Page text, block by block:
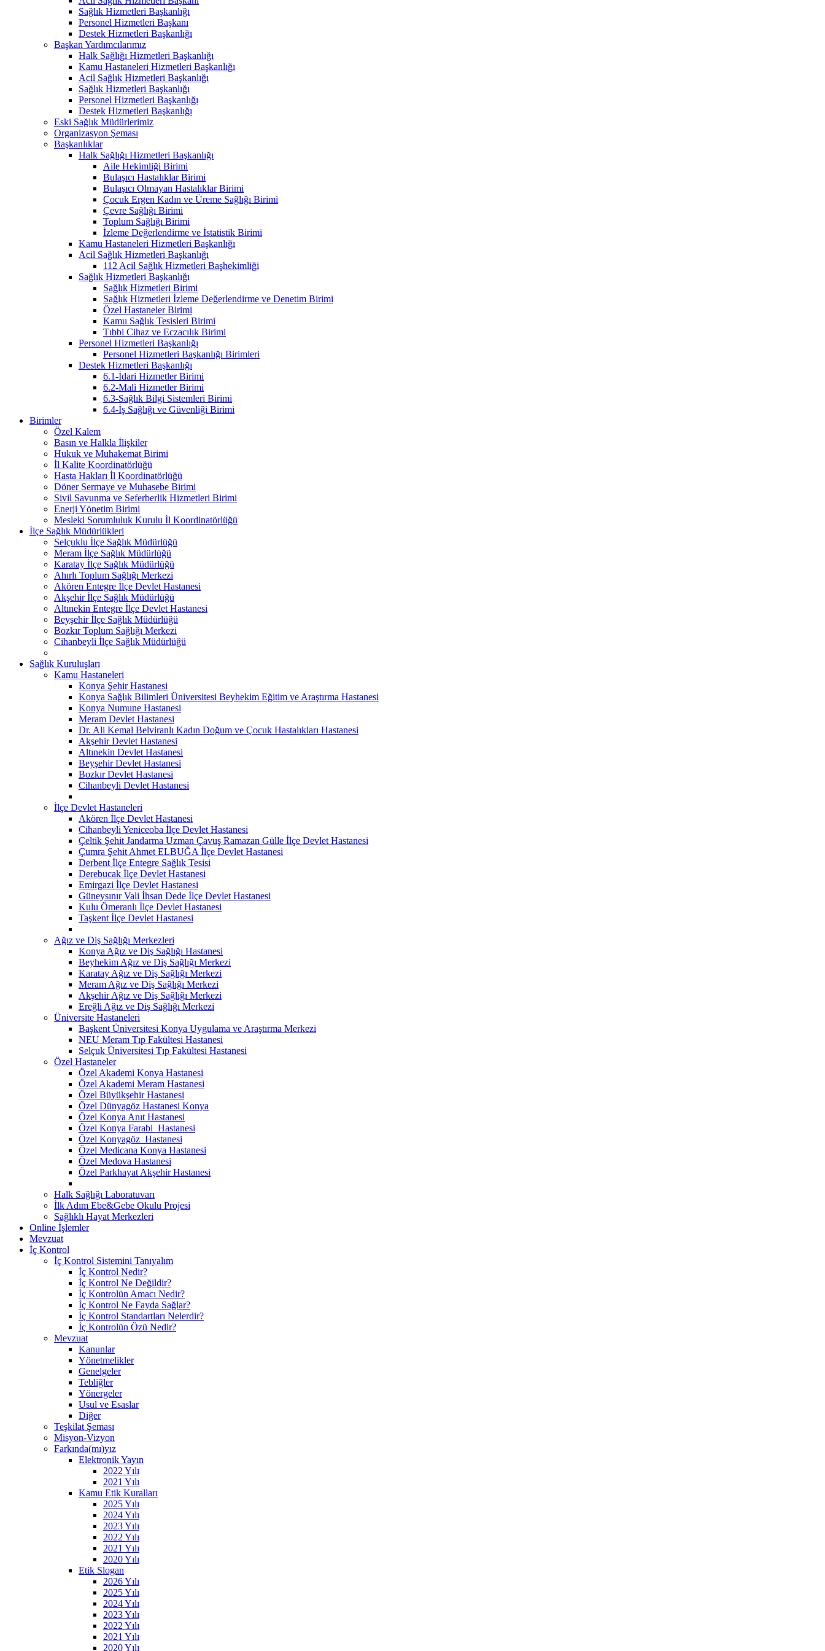
Sağlık Hizmetleri Başkanlığı
Personel Hizmetleri Başkanı
Destek Hizmetleri Başkanlığı
Başkan Yardımcılarımız
Halk Sağlığı Hizmetleri Başkanlığı
Kamu Hastaneleri Hizmetleri Başkanlığı
Acil Sağlık Hizmetleri Başkanlığı
Sağlık Hizmetleri Başkanlığı
Personel Hizmetleri Başkanlığı
Destek Hizmetleri Başkanlığı
Eski Sağlık Müdürlerimiz
Organizasyon Şeması
Başkanlıklar
Halk Sağlığı Hizmetleri Başkanlığı
Aile Hekimliği Birimi
Bulaşıcı Hastalıklar Birimi
Bulaşıcı Olmayan Hastalıklar Birimi
Çocuk Ergen Kadın ve Üreme Sağlığı Birimi
Çevre Sağlığı Birimi
Toplum Sağlığı Birimi
İzleme Değerlendirme ve İstatistik Birimi
Kamu Hastaneleri Hizmetleri Başkanlığı
Acil Sağlık Hizmetleri Başkanlığı
112 Acil Sağlık Hizmetleri Başhekimliği
Sağlık Hizmetleri Başkanlığı
Sağlık Hizmetleri Birimi
Sağlık Hizmetleri İzleme Değerlendirme ve Denetim Birimi
Özel Hastaneler Birimi
Kamu Sağlık Tesisleri Birimi
Tıbbi Cihaz ve Eczacılık Birimi
Personel Hizmetleri Başkanlığı
Personel Hizmetleri Başkanlığı Birimleri
Destek Hizmetleri Başkanlığı
6.1-İdari Hizmetler Birimi
6.2-Mali Hizmetler Birimi
6.3-Sağlık Bilgi Sistemleri Birimi
6.4-İş Sağlığı ve Güvenliği Birimi
Birimler
Özel Kalem
Basın ve Halkla İlişkiler
Hukuk ve Muhakemat Birimi
İl Kalite Koordinatörlüğü
Hasta Hakları İl Koordinatörlüğü
Döner Sermaye ve Muhasebe Birimi
Sivil Savunma ve Seferberlik Hizmetleri Birimi
Enerji Yönetim Birimi
Mesleki Sorumluluk Kurulu İl Koordinatörlüğü
İlçe Sağlık Müdürlükleri
Selçuklu İlçe Sağlık Müdürlüğü
Meram İlçe Sağlık Müdürlüğü
Karatay İlçe Sağlık Müdürlüğü
Ahırlı Toplum Sağlığı Merkezi
Akören Entegre İlçe Devlet Hastanesi
Akşehir İlçe Sağlık Müdürlüğü
Altınekin Entegre İlçe Devlet Hastanesi
Beyşehir İlçe Sağlık Müdürlüğü
Bozkır Toplum Sağlığı Merkezi
Cihanbeyli İlçe Sağlık Müdürlüğü
Sağlık Kuruluşları
Kamu Hastaneleri
Konya Şehir Hastanesi
Konya Sağlık Bilimleri Üniversitesi Beyhekim Eğitim ve Araştırma Hastanesi
Konya Numune Hastanesi
Meram Devlet Hastanesi
Dr. Ali Kemal Belviranlı Kadın Doğum ve Çocuk Hastalıkları Hastanesi
Akşehir Devlet Hastanesi
Altınekin Devlet Hastanesi
Beyşehir Devlet Hastanesi
Bozkır Devlet Hastanesi
Cihanbeyli Devlet Hastanesi
İlçe Devlet Hastaneleri
Akören İlçe Devlet Hastanesi
Cihanbeyli Yeniceoba İlçe Devlet Hastanesi
Çeltik Şehit Jandarma Uzman Çavuş Ramazan Gülle İlçe Devlet Hastanesi
Çumra Şehit Ahmet ELBUĞA İlçe Devlet Hastanesi
Derbent İlçe Entegre Sağlık Tesisi
Derebucak İlçe Devlet Hastanesi
Emirgazi İlçe Devlet Hastanesi
Güneysınır Vali İhsan Dede İlçe Devlet Hastanesi
Kulu Ömeranlı İlçe Devlet Hastanesi
Taşkent İlçe Devlet Hastanesi
Ağız ve Diş Sağlığı Merkezleri
Konya Ağız ve Diş Sağlığı Hastanesi
Beyhekim Ağız ve Diş Sağlığı Merkezi
Karatay Ağız ve Diş Sağlığı Merkezi
Meram Ağız ve Diş Sağlığı Merkezi
Akşehir Ağız ve Diş Sağlığı Merkezi
Ereğli Ağız ve Diş Sağlığı Merkezi
Üniversite Hastaneleri
Başkent Üniversitesi Konya Uygulama ve Araştırma Merkezi
NEU Meram Tıp Fakültesi Hastanesi
Selçuk Üniversitesi Tıp Fakültesi Hastanesi
Özel Hastaneler
Özel Akademi Konya Hastanesi
Özel Akademi Meram Hastanesi
Özel Büyükşehir Hastanesi
Özel Dünyagöz Hastanesi Konya
Özel Konya Anıt Hastanesi
Özel Konya Farabi Hastanesi
Özel Konyagöz Hastanesi
Özel Medicana Konya Hastanesi
Özel Medova Hastanesi
Özel Parkhayat Akşehir Hastanesi
Halk Sağlığı Laboratuvarı
İlk Adım Ebe&Gebe Okulu Projesi
Sağlıklı Hayat Merkezleri
Online İşlemler
Mevzuat
İç Kontrol
İç Kontrol Sistemini Tanıyalım
İç Kontrol Nedir?
İç Kontrol Ne Değildir?
İç Kontrolün Amacı Nedir?
İç Kontrol Ne Fayda Sağlar?
İç Kontrol Standartları Nelerdir?
İç Kontrolün Özü Nedir?
Mevzuat
Kanunlar
Yönetmelikler
Genelgeler
Tebliğler
Yönergeler
Usul ve Esaslar
Diğer
Teşkilat Şeması
Misyon-Vizyon
Farkında(mı)yız
Elektronik Yayın
2022 Yılı
2021 Yılı
Kamu Etik Kuralları
2025 Yılı
2024 Yılı
2023 Yılı
2022 Yılı
2021 Yılı
2020 Yılı
Etik Slogan
2026 Yılı
2025 Yılı
2024 Yılı
2023 Yılı
2022 Yılı
2021 Yılı
2020 Yılı